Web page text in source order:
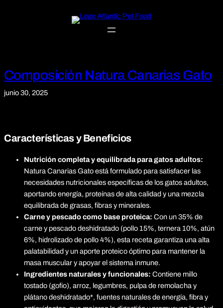
Composición Natura Canarias Gato
junio 30, 2025
Características y Beneficios
Nutrición completa y equilibrada para gatos adultos:
Natura Canarias Gato está formulado para satisfacer las
necesidades nutricionales específicas de los gatos adultos,
aportando energía, proteínas de alta calidad y una mezcla
equilibrada de grasas, fibras y minerales.
Carne y pescado como base proteica: Con un 35% de
carne y pescado deshidratado (pollo 15%, ternera 10%, atún
6%, hidrolizado de pollo 4%), esta receta garantiza una alta
palatabilidad y un aporte proteico óptimo para mantener la
masa muscular y apoyar el sistema inmune.
Ingredientes naturales y funcionales: Contiene millo
tostado (gofio), arroz, legumbres, pulpa de remolacha y
plátano deshidratado*, fuentes naturales de energía, fibra y